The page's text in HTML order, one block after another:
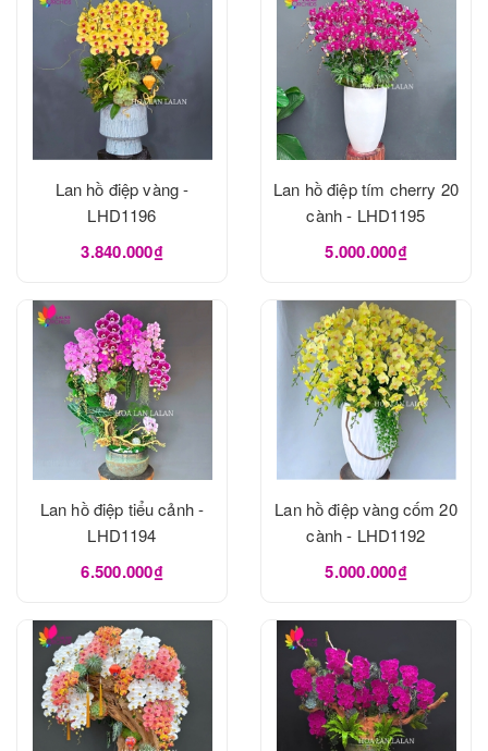
Lan hồ điệp vàng -
LHD1196
3.840.000₫
Lan hồ điệp tím cherry 20
cành - LHD1195
5.000.000₫
Lan hồ điệp tiểu cảnh -
LHD1194
6.500.000₫
Lan hồ điệp vàng cốm 20
cành - LHD1192
5.000.000₫